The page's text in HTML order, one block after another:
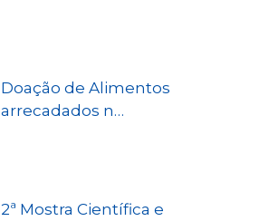
Doação de Alimentos
arrecadados n…
2ª Mostra Científica e